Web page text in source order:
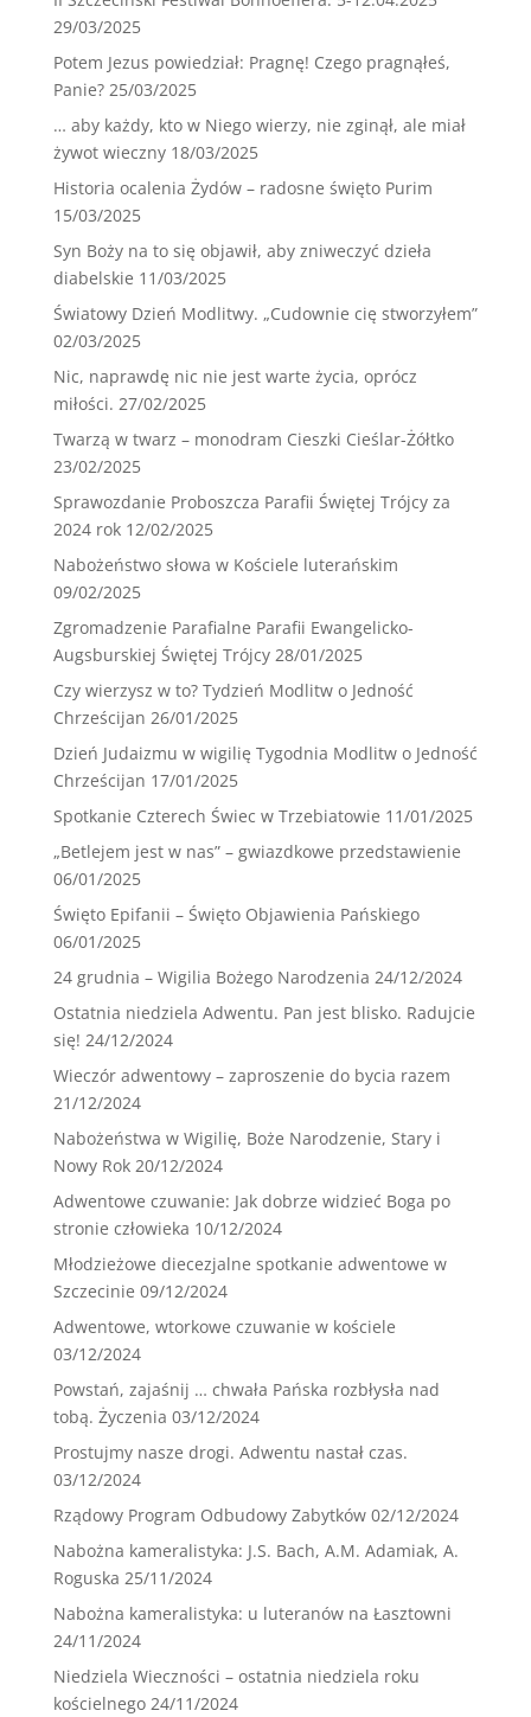
29/03/2025
Potem Jezus powiedział: Pragnę! Czego pragnąłeś,
Panie? 25/03/2025
… aby każdy, kto w Niego wierzy, nie zginął, ale miał
żywot wieczny 18/03/2025
Historia ocalenia Żydów – radosne święto Purim
15/03/2025
Syn Boży na to się objawił, aby zniweczyć dzieła
diabelskie 11/03/2025
Światowy Dzień Modlitwy. „Cudownie cię stworzyłem”
02/03/2025
Nic, naprawdę nic nie jest warte życia, oprócz
miłości. 27/02/2025
Twarzą w twarz – monodram Cieszki Cieślar-Żółtko
23/02/2025
Sprawozdanie Proboszcza Parafii Świętej Trójcy za
2024 rok 12/02/2025
Nabożeństwo słowa w Kościele luterańskim
09/02/2025
Zgromadzenie Parafialne Parafii Ewangelicko-
Augsburskiej Świętej Trójcy 28/01/2025
Czy wierzysz w to? Tydzień Modlitw o Jedność
Chrześcijan 26/01/2025
Dzień Judaizmu w wigilię Tygodnia Modlitw o Jedność
Chrześcijan 17/01/2025
Spotkanie Czterech Świec w Trzebiatowie 11/01/2025
„Betlejem jest w nas” – gwiazdkowe przedstawienie
06/01/2025
Święto Epifanii – Święto Objawienia Pańskiego
06/01/2025
24 grudnia – Wigilia Bożego Narodzenia 24/12/2024
Ostatnia niedziela Adwentu. Pan jest blisko. Radujcie
się! 24/12/2024
Wieczór adwentowy – zaproszenie do bycia razem
21/12/2024
Nabożeństwa w Wigilię, Boże Narodzenie, Stary i
Nowy Rok 20/12/2024
Adwentowe czuwanie: Jak dobrze widzieć Boga po
stronie człowieka 10/12/2024
Młodzieżowe diecezjalne spotkanie adwentowe w
Szczecinie 09/12/2024
Adwentowe, wtorkowe czuwanie w kościele
03/12/2024
Powstań, zajaśnij … chwała Pańska rozbłysła nad
tobą. Życzenia 03/12/2024
Prostujmy nasze drogi. Adwentu nastał czas.
03/12/2024
Rządowy Program Odbudowy Zabytków 02/12/2024
Nabożna kameralistyka: J.S. Bach, A.M. Adamiak, A.
Roguska 25/11/2024
Nabożna kameralistyka: u luteranów na Łasztowni
24/11/2024
Niedziela Wieczności – ostatnia niedziela roku
kościelnego 24/11/2024